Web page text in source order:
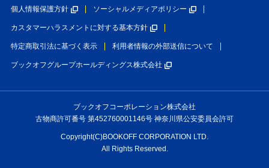
個人情報保護方針 ソーシャルメディアポリシー
カスタマーハラスメントに対する基本方針
特定商取引法に基づく表示 利用者情報の外部送信について
ブックオフグループホールディングス株式会社
ブックオフコーポレーション株式会社
古物商許可番号 第452760001146号 神奈川県公安委員会許可
Copyright(C)BOOKOFF CORPORATION LTD.
All Rights Reserved.